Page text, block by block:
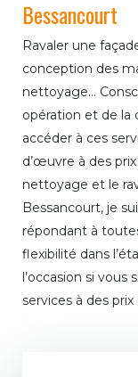
Bessancourt
Ravaler une
conception des
nettoyage…
opération et de la
accéder à ces
d’œuvre à des
nettoyage et le
Bessancourt, je
répondant à
flexibilité dans
l’occasion si
services à des